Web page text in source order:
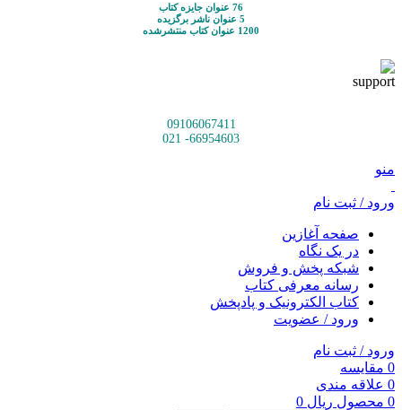
76 عنوان جایزه کتاب
5 عنوان ناشر برگزیده
1200 عنوان کتاب منتشرشده
09106067411
66954603- 021
منو
ورود / ثبت نام
صفحه آغازین
در یک نگاه
شبکه پخش و فروش
رسانه معرفی کتاب
کتاب الکترونیک و پادپخش
ورود / عضویت
ورود / ثبت نام
0 مقایسه
0 علاقه مندی
0 محصول ریال